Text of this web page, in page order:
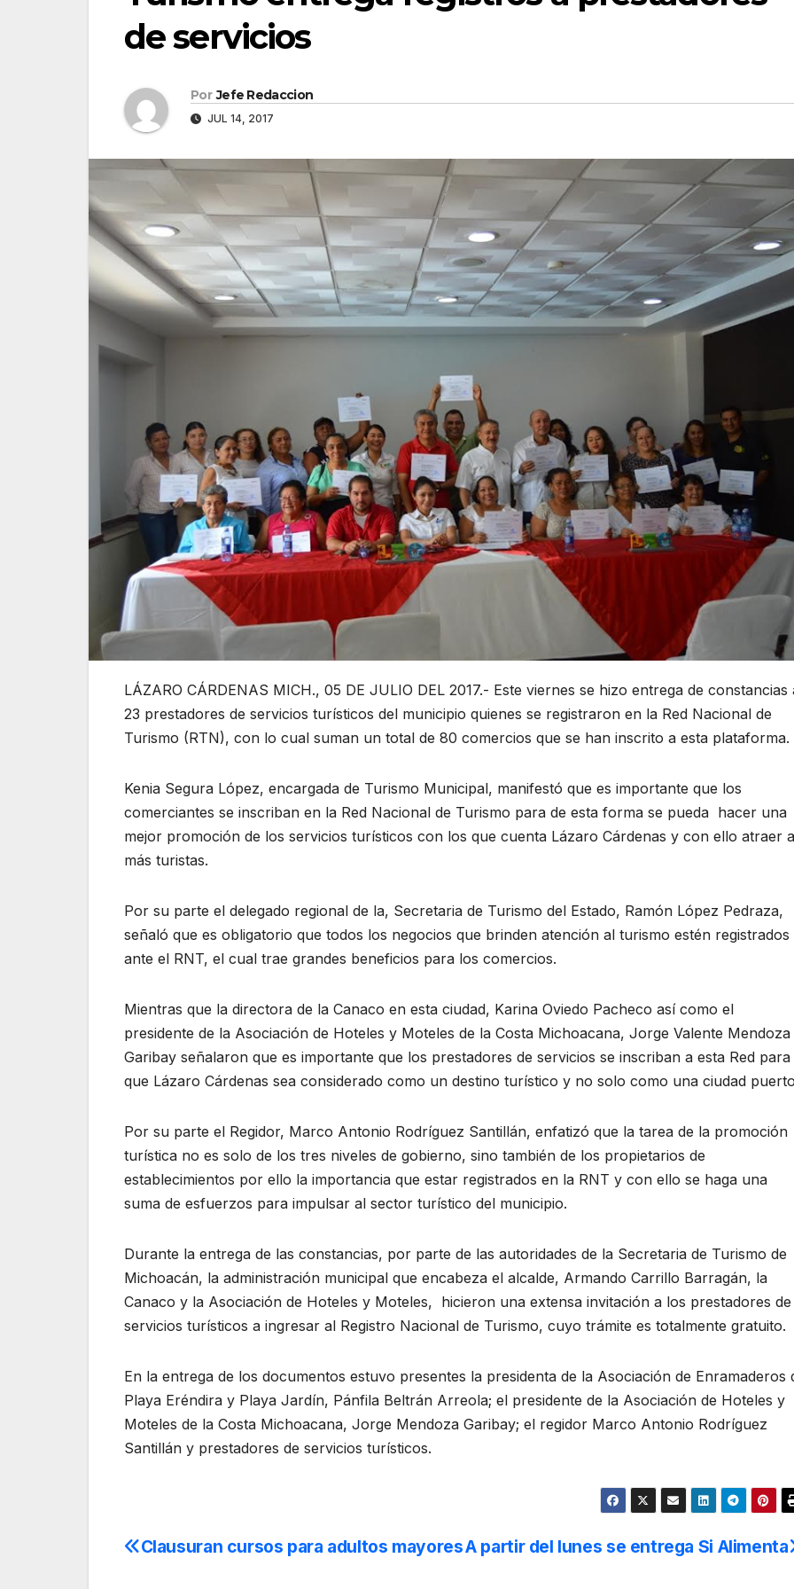
de servicios
Por Jefe Redaccion
JUL 14, 2017
LÁZARO CÁRDENAS MICH., 05 DE JULIO DEL 2017.- Este viernes se hizo entrega de constancias
23 prestadores de servicios turísticos del municipio quienes se registraron en la Red Nacional de
Turismo (RTN), con lo cual suman un total de 80 comercios que se han inscrito a esta plataforma.
Kenia Segura López, encargada de Turismo Municipal, manifestó que es importante que los
comerciantes se inscriban en la Red Nacional de Turismo para de esta forma se pueda hacer una
mejor promoción de los servicios turísticos con los que cuenta Lázaro Cárdenas y con ello atraer a
más turistas.
Por su parte el delegado regional de la, Secretaria de Turismo del Estado, Ramón López Pedraza,
señaló que es obligatorio que todos los negocios que brinden atención al turismo estén registrados
ante el RNT, el cual trae grandes beneficios para los comercios.
Mientras que la directora de la Canaco en esta ciudad, Karina Oviedo Pacheco así como el
presidente de la Asociación de Hoteles y Moteles de la Costa Michoacana, Jorge Valente Mendoza
Garibay señalaron que es importante que los prestadores de servicios se inscriban a esta Red para
que Lázaro Cárdenas sea considerado como un destino turístico y no solo como una ciudad
Por su parte el Regidor, Marco Antonio Rodríguez Santillán, enfatizó que la tarea de la promoción
turística no es solo de los tres niveles de gobierno, sino también de los propietarios de
establecimientos por ello la importancia que estar registrados en la RNT y con ello se haga una
suma de esfuerzos para impulsar al sector turístico del municipio.
Durante la entrega de las constancias, por parte de las autoridades de la Secretaria de Turismo de
Michoacán, la administración municipal que encabeza el alcalde, Armando Carrillo Barragán, la
Canaco y la Asociación de Hoteles y Moteles, hicieron una extensa invitación a los prestadores de
servicios turísticos a ingresar al Registro Nacional de Turismo, cuyo trámite es totalmente gratuito.
En la entrega de los documentos estuvo presentes la presidenta de la Asociación de Enramaderos
Playa Eréndira y Playa Jardín, Pánfila Beltrán Arreola; el presidente de la Asociación de Hoteles y
Moteles de la Costa Michoacana, Jorge Mendoza Garibay; el regidor Marco Antonio Rodríguez
Santillán y prestadores de servicios turísticos.
Navegación
A partir del lunes se entrega Si Alimenta
Clausuran cursos para adultos mayores